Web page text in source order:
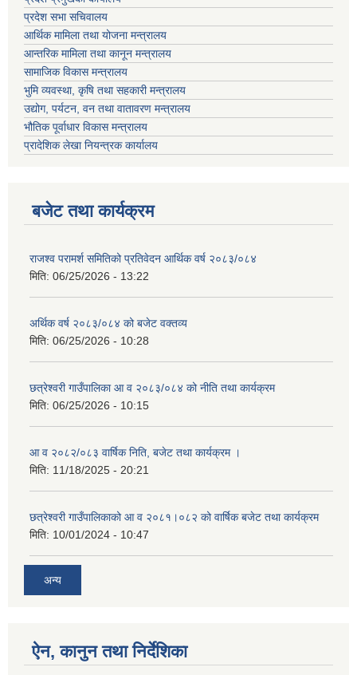
प्रदेश सभा सचिवालय
आर्थिक मामिला तथा योजना मन्त्रालय
आन्तरिक मामिला तथा कानून मन्त्रालय
सामाजिक विकास मन्त्रालय
भुमि व्यवस्था, कृषि तथा सहकारी मन्त्रालय
उद्योग, पर्यटन, वन तथा वातावरण मन्त्रालय
भौतिक पूर्वाधार विकास मन्त्रालय
प्रादेशिक लेखा नियन्त्रक कार्यालय
बजेट तथा कार्यक्रम
राजश्व परामर्श समितिको प्रतिवेदन आर्थिक वर्ष २०८३/०८४
मिति: 06/25/2026 - 13:22
अर्थिक वर्ष २०८३/०८४ को बजेट वक्तव्य
मिति: 06/25/2026 - 10:28
छत्रेश्वरी गाउँपालिका आ व २०८३/०८४ को नीति तथा कार्यक्रम
मिति: 06/25/2026 - 10:15
आ व २०८२/०८३ वार्षिक निति, बजेट तथा कार्यक्रम ।
मिति: 11/18/2025 - 20:21
छत्रेश्वरी गाउँपालिकाको आ व २०८१।०८२ को वार्षिक बजेट तथा कार्यक्रम
मिति: 10/01/2024 - 10:47
अन्य
ऐन, कानुन तथा निर्देशिका